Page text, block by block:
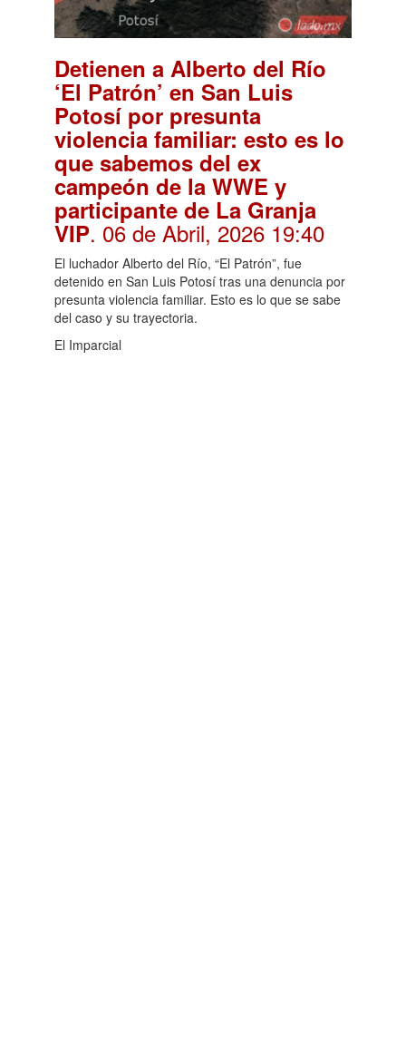
Detienen a Alberto del Río
‘El Patrón’ en San Luis
Potosí por presunta
violencia familiar: esto es lo
que sabemos del ex
campeón de la WWE y
participante de La Granja
VIP. 06 de Abril, 2026 19:40
El luchador Alberto del Río, “El Patrón”, fue
detenido en San Luis Potosí tras una denuncia por
presunta violencia familiar. Esto es lo que se sabe
del caso y su trayectoria.
El Imparcial